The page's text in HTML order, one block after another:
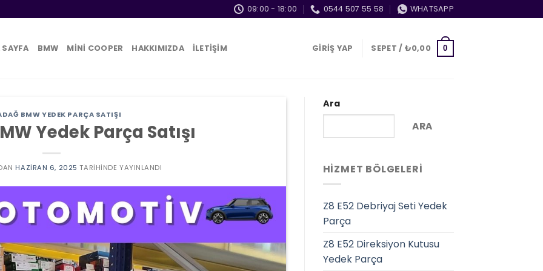
09:00 - 18:00 0544 507 55 58 WHATSAPP
BMW MİNİ COOPER HAKKIMIZDA İLETİŞİM GIRIŞ YAP SEPET / ₺0,00 0
BMW YEDEK PARÇA SATIŞI
Yedek Parça Satışı
HAZIRAN 6, 2025 TARIHINDE YAYINLANDI
Ara
ARA
HIZMET BÖLGELERI
Z8 E52 Debriyaj Seti Yedek
Parça
Z8 E52 Direksiyon Kutusu
Yedek Parça